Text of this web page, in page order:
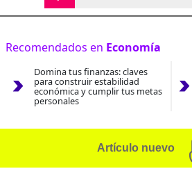
Recomendados en Economía
Domina tus finanzas: claves
para construir estabilidad
económica y cumplir tus metas
personales
Artículo nuevo